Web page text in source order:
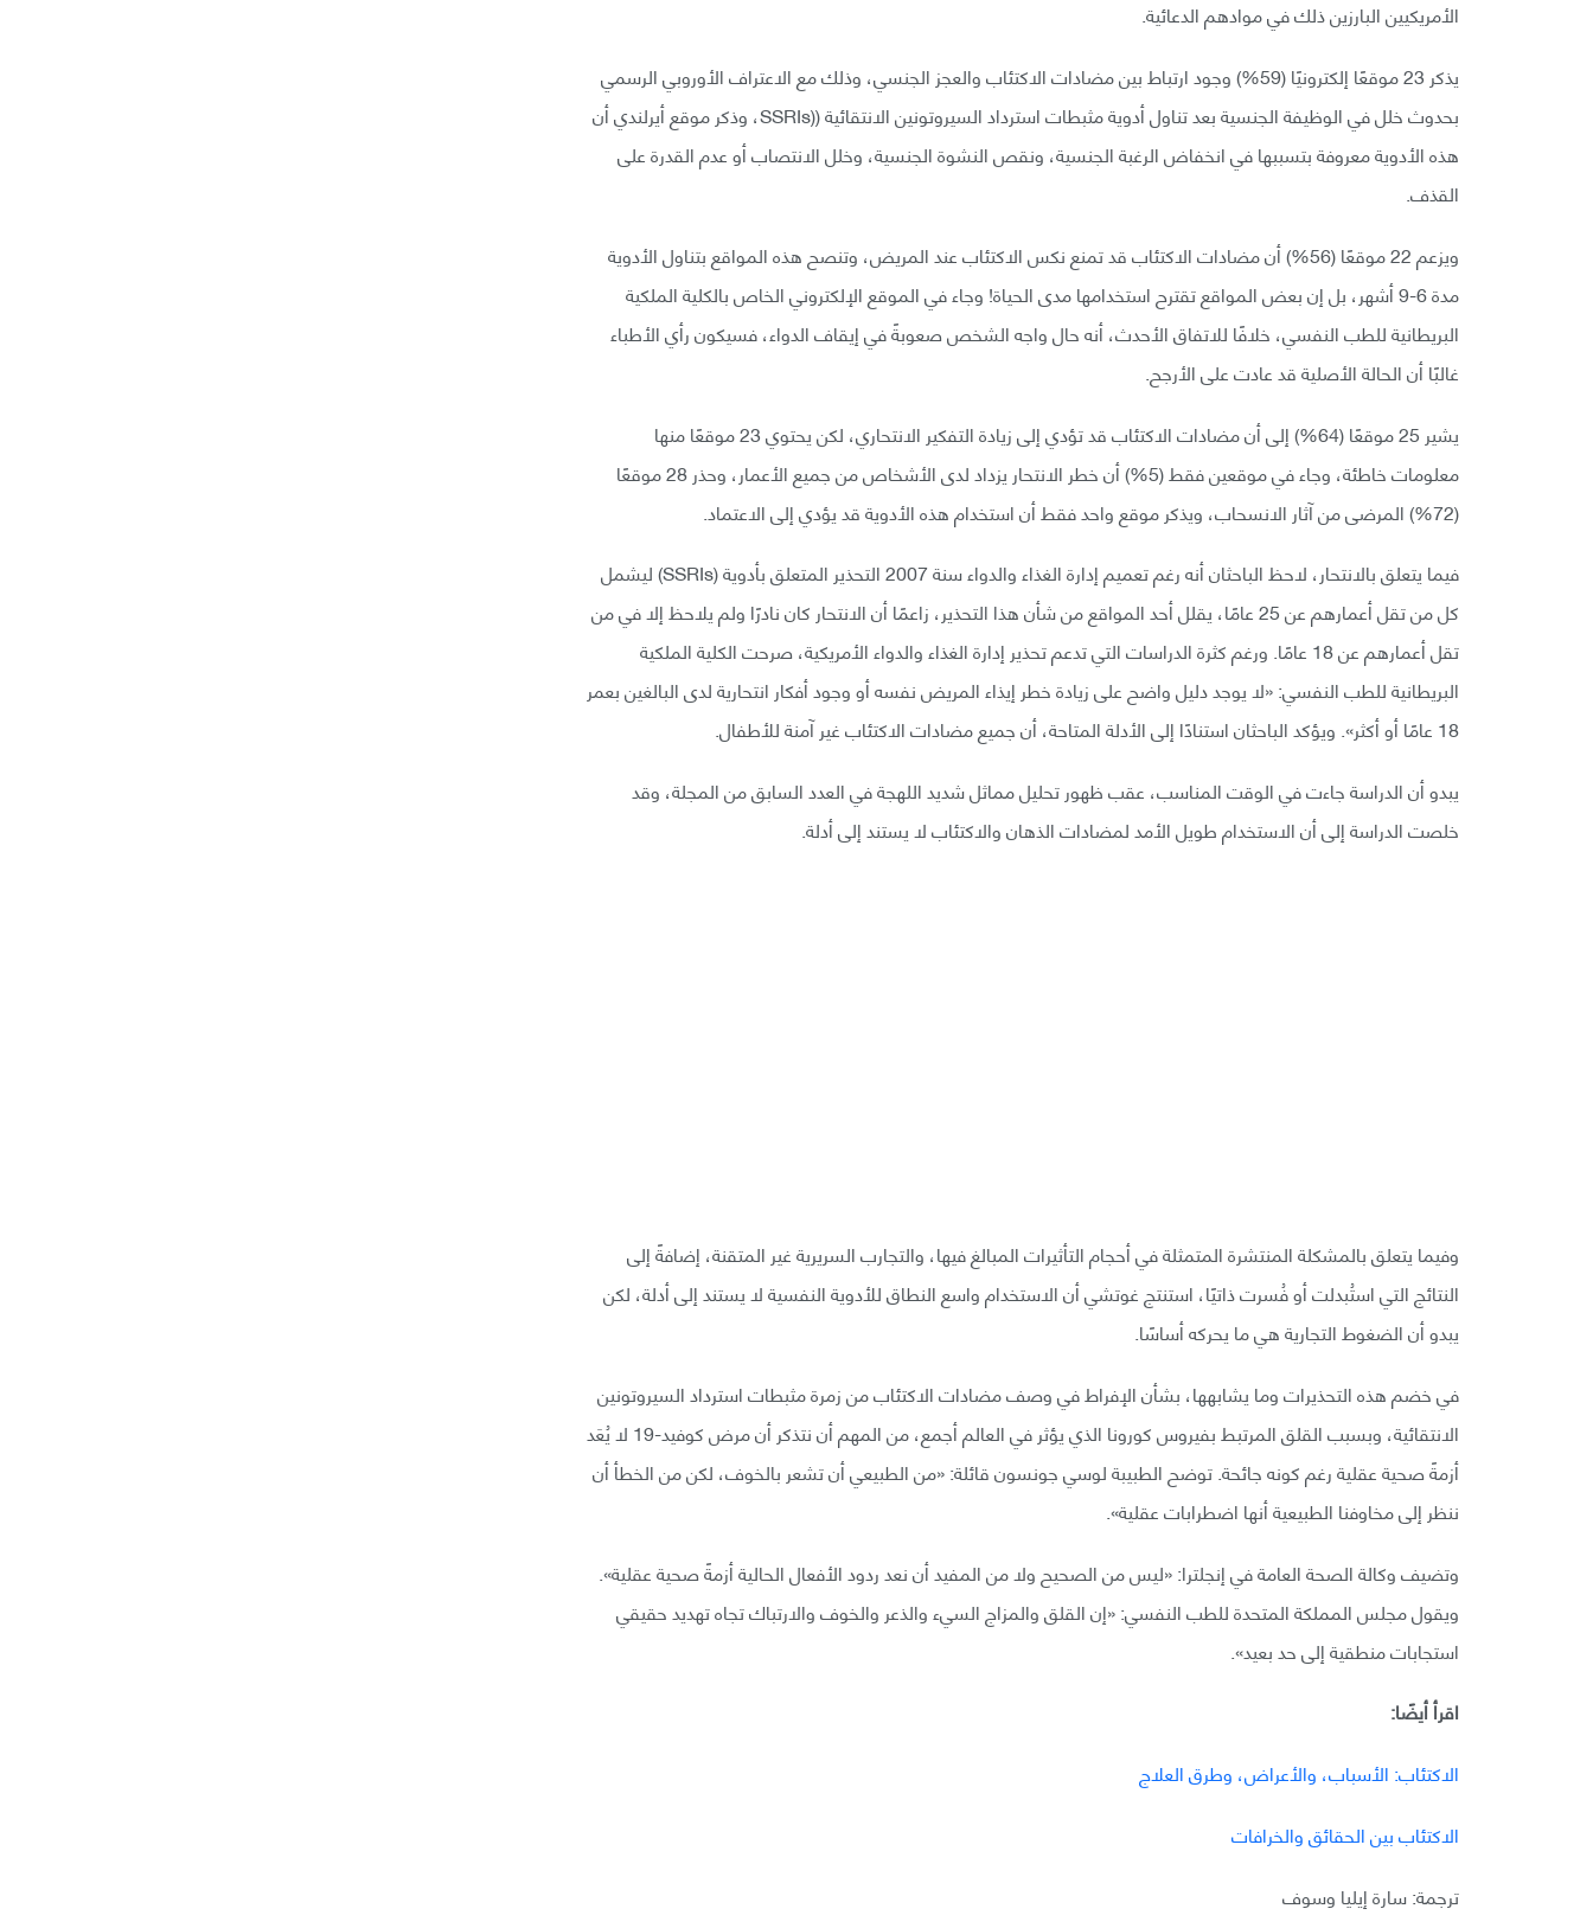
الأمريكيين البارزين ذلك في موادهم الدعائية.
يذكر 23 موقعًا إلكترونيًا (59%) وجود ارتباط بين مضادات الاكتئاب والعجز الجنسي، وذلك مع الاعتراف الأوروبي الرسمي
بحدوث خلل في الوظيفة الجنسية بعد تناول أدوية مثبطات استرداد السيروتونين الانتقائية ((SSRIs، وذكر موقع أيرلندي أن
هذه الأدوية معروفة بتسببها في انخفاض الرغبة الجنسية، ونقص النشوة الجنسية، وخلل الانتصاب أو عدم القدرة على
القذف.
ويزعم 22 موقعًا (56%) أن مضادات الاكتئاب قد تمنع نكس الاكتئاب عند المريض، وتنصح هذه المواقع بتناول الأدوية
مدة 6-9 أشهر، بل إن بعض المواقع تقترح استخدامها مدى الحياة! وجاء في الموقع الإلكتروني الخاص بالكلية الملكية
البريطانية للطب النفسي، خلافًا للاتفاق الأحدث، أنه حال واجه الشخص صعوبةً في إيقاف الدواء، فسيكون رأي الأطباء
غالبًا أن الحالة الأصلية قد عادت على الأرجح.
يشير 25 موقعًا (64%) إلى أن مضادات الاكتئاب قد تؤدي إلى زيادة التفكير الانتحاري، لكن يحتوي 23 موقعًا منها
معلومات خاطئة، وجاء في موقعين فقط (5%) أن خطر الانتحار يزداد لدى الأشخاص من جميع الأعمار، وحذر 28 موقعًا
(72%) المرضى من آثار الانسحاب، ويذكر موقع واحد فقط أن استخدام هذه الأدوية قد يؤدي إلى الاعتماد.
فيما يتعلق بالانتحار، لاحظ الباحثان أنه رغم تعميم إدارة الغذاء والدواء سنة 2007 التحذير المتعلق بأدوية (SSRIs) ليشمل
كل من تقل أعمارهم عن 25 عامًا، يقلل أحد المواقع من شأن هذا التحذير، زاعمًا أن الانتحار كان نادرًا ولم يلاحظ إلا في من
تقل أعمارهم عن 18 عامًا. ورغم كثرة الدراسات التي تدعم تحذير إدارة الغذاء والدواء الأمريكية، صرحت الكلية الملكية
البريطانية للطب النفسي: «لا يوجد دليل واضح على زيادة خطر إيذاء المريض نفسه أو وجود أفكار انتحارية لدى البالغين بعمر
18 عامًا أو أكثر». ويؤكد الباحثان استنادًا إلى الأدلة المتاحة، أن جميع مضادات الاكتئاب غير آمنة للأطفال.
يبدو أن الدراسة جاءت في الوقت المناسب، عقب ظهور تحليل مماثل شديد اللهجة في العدد السابق من المجلة، وقد
خلصت الدراسة إلى أن الاستخدام طويل الأمد لمضادات الذهان والاكتئاب لا يستند إلى أدلة.
وفيما يتعلق بالمشكلة المنتشرة المتمثلة في أحجام التأثيرات المبالغ فيها، والتجارب السريرية غير المتقنة، إضافةً إلى
النتائج التي استُبدلت أو فُسرت ذاتيًا، استنتج غوتشي أن الاستخدام واسع النطاق للأدوية النفسية لا يستند إلى أدلة، لكن
يبدو أن الضغوط التجارية هي ما يحركه أساسًا.
في خضم هذه التحذيرات وما يشابهها، بشأن الإفراط في وصف مضادات الاكتئاب من زمرة مثبطات استرداد السيروتونين
الانتقائية، وبسبب القلق المرتبط بفيروس كورونا الذي يؤثر في العالم أجمع، من المهم أن نتذكر أن مرض كوفيد-19 لا يُعَد
أزمةً صحية عقلية رغم كونه جائحة. توضح الطبيبة لوسي جونسون قائلة: «من الطبيعي أن تشعر بالخوف، لكن من الخطأ أن
ننظر إلى مخاوفنا الطبيعية أنها اضطرابات عقلية».
وتضيف وكالة الصحة العامة في إنجلترا: «ليس من الصحيح ولا من المفيد أن نعد ردود الأفعال الحالية أزمةً صحية عقلية».
ويقول مجلس المملكة المتحدة للطب النفسي: «إن القلق والمزاج السيء والذعر والخوف والارتباك تجاه تهديد حقيقي
استجابات منطقية إلى حد بعيد».
اقرأ أيضًا:
الاكتئاب: الأسباب، والأعراض، وطرق العلاج
الاكتئاب بين الحقائق والخرافات
ترجمة: سارة إيليا وسوف